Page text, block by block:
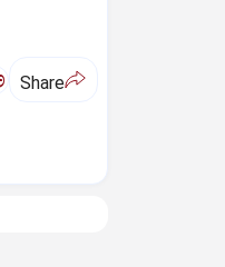
Share